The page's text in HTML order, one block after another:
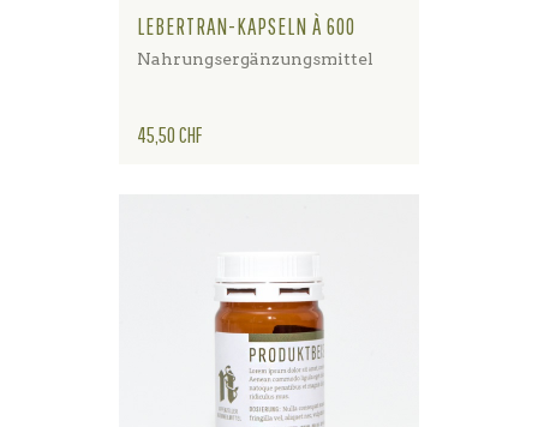
LEBERTRAN-KAPSELN À 600
Nahrungsergänzungsmittel
Preis
45,50 CHF